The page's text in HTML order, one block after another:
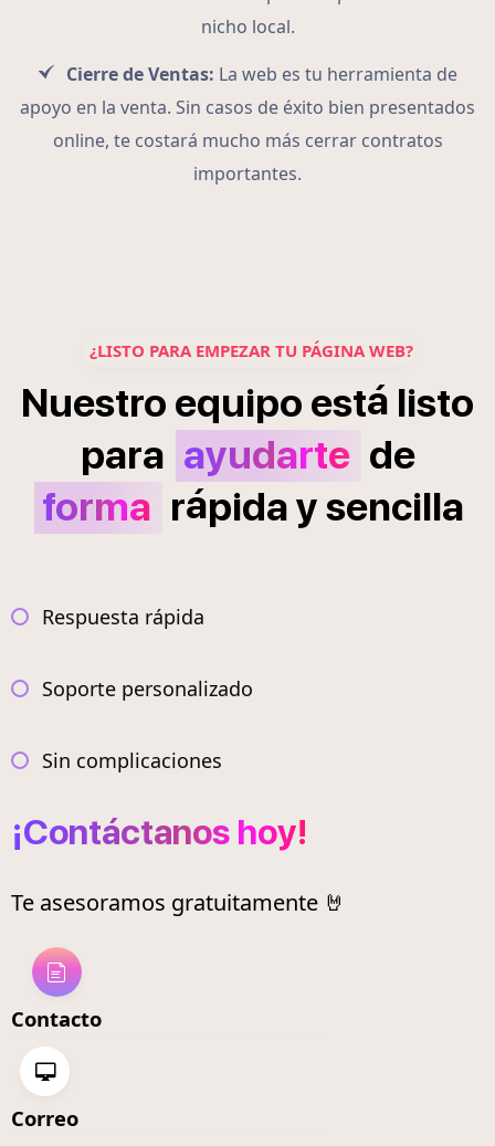
nicho local.
Cierre de Ventas: La web es tu herramienta de
apoyo en la venta. Sin casos de éxito bien presentados
online, te costará mucho más cerrar contratos
importantes.
¿LISTO PARA EMPEZAR TU PÁGINA WEB?
Nuestro equipo está listo
para ayudarte de
forma rápidaysencilla
Respuesta rápida
Soporte personalizado
Sin complicaciones
¡Contáctanos hoy!
Te asesoramos gratuitamente 🤘
Contacto
Correo